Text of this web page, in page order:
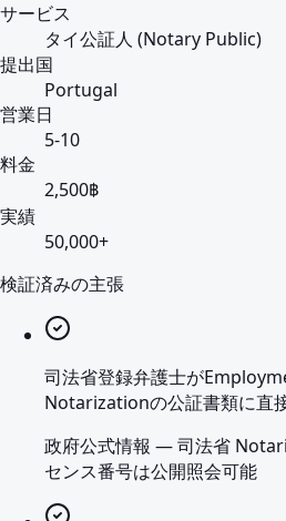
サービス
タイ公証人 (Notary Public)
提出国
Portugal
営業日
5-10
料金
2,500฿
実績
50,000+
検証済みの主張
司法省登録弁護士が
Notarizationの公証書類に直
政府公式情報 —司法省
センス番号は公開照会可能